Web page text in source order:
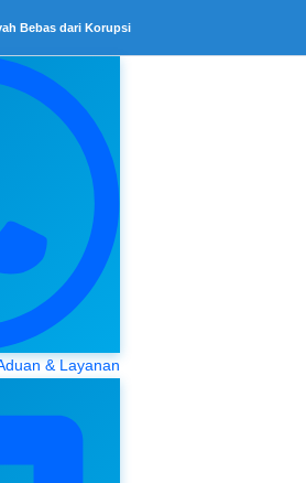
Bebas dari Korupsi
& Layanan